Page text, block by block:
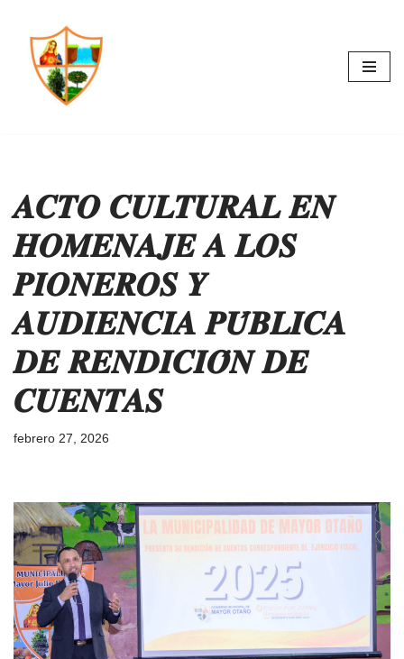
Saltar
contenido
𝑨𝑪𝑻𝑶 𝑪𝑼𝑳𝑻𝑼𝑹𝑨𝑳 𝑬𝑵
𝑯𝑶𝑴𝑬𝑵𝑨𝑱𝑬 𝑨 𝑳𝑶𝑺
𝑷𝑰𝑶𝑵𝑬𝑹𝑶𝑺 𝒀
𝑨𝑼𝑫𝑰𝑬𝑵𝑪𝑰𝑨 𝑷𝑼́𝑩𝑳𝑰𝑪𝑨
𝑫𝑬 𝑹𝑬𝑵𝑫𝑰𝑪𝑰𝑶́𝑵 𝑫𝑬
𝑪𝑼𝑬𝑵𝑻𝑨𝑺
febrero 27, 2026